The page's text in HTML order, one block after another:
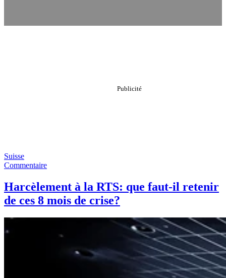
Suisse
Commentaire
Harcèlement à la RTS: que faut-il retenir
de ces 8 mois de crise?